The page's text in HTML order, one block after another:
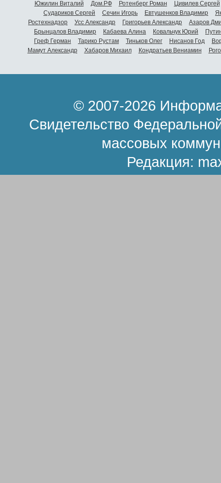
Южилин Виталий
Дом.РФ Ротенберг Роман
Цивилев Сергей
Судариков Сергей
Сечин Игорь Евтушенков Владимир
Ростехнадзор
Усс Александр Григорьев Александр
Азаров
Брынцалов Владимир
Кабаева Алина Ковальчук Юрий
Греф Герман
Тарико Рустам Тиньков Олег Нисанов Год
Мамут Александр
Хабаров Михаил Кондратьев Вениамин
© 2007-2026
Свидетельство
массовых
Редакция: